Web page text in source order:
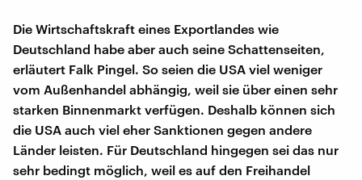
Die Wirtschaftskraft eines Exportlandes wie
Deutschland habe aber auch seine Schattenseiten,
erläutert Falk Pingel. So seien die USA viel weniger
vom Außenhandel abhängig, weil sie über einen sehr
starken Binnenmarkt verfügen. Deshalb können sich
die USA auch viel eher Sanktionen gegen andere
Länder leisten. Für Deutschland hingegen sei das nur
sehr bedingt möglich, weil es auf den Freihandel